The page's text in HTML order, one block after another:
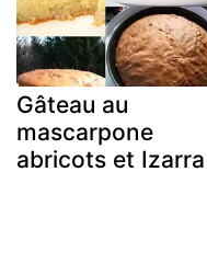
Gâteau au
mascarpone
abricots et Izarra